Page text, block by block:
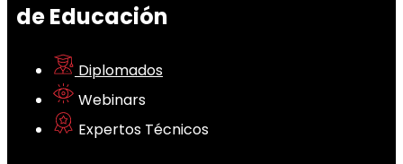
de Educación
Diplomados
Webinars
Expertos Técnicos